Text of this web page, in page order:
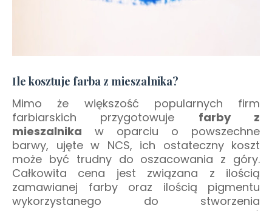
Ile kosztuje farba z mieszalnika?
Mimo że większość popularnych firm
farbiarskich przygotowuje farby z
mieszalnika w oparciu o powszechne
barwy, ujęte w NCS, ich ostateczny koszt
może być trudny do oszacowania z góry.
Całkowita cena jest związana z ilością
zamawianej farby oraz ilością pigmentu
wykorzystanego do stworzenia